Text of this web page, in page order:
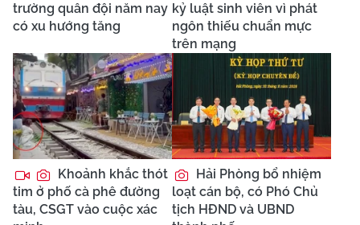
trường quân đội năm nay
có xu hướng tăng
kỷ luật sinh viên vì phát
ngôn thiếu chuẩn mực
trên mạng
Khoảnh khắc thót
tim ở phố cà phê đường
tàu, CSGT vào cuộc xác
Hải Phòng bổ nhiệm
loạt cán bộ, có Phó Chủ
tịch HĐND và UBND